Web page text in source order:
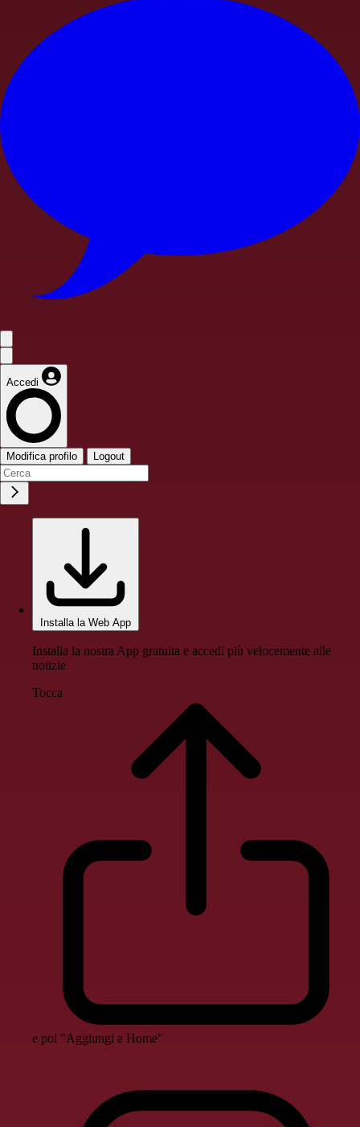
Accedi
Modifica profilo Logout
Installa la Web App
Installa la nostra App gratuita e accedi più velocemente alle
notizie
Tocca
e poi "Aggiungi a Home"